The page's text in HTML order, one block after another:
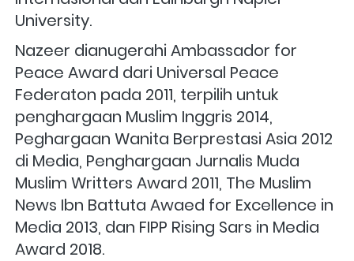
University.
Nazeer dianugerahi Ambassador for
Peace Award dari Universal Peace
Federaton pada 2011, terpilih untuk
penghargaan Muslim Inggris 2014,
Peghargaan Wanita Berprestasi Asia 2012
di Media, Penghargaan Jurnalis Muda
Muslim Writters Award 2011, The Muslim
News Ibn Battuta Awaed for Excellence in
Media 2013, dan FIPP Rising Sars in Media
Award 2018.